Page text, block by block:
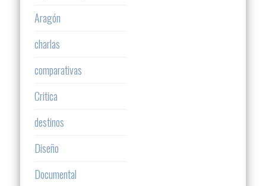
Aragón
charlas
comparativas
Critica
destinos
Diseño
Documental